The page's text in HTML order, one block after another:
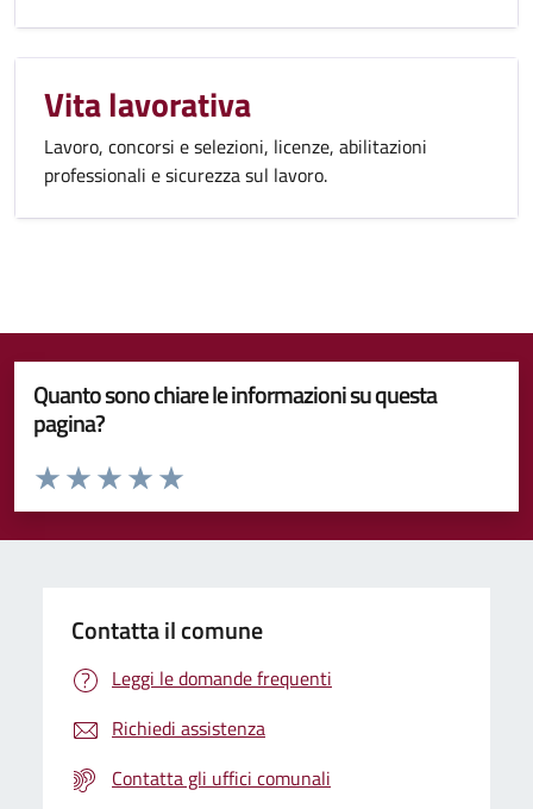
Vita lavorativa
Lavoro, concorsi e selezioni, licenze, abilitazioni
professionali e sicurezza sul lavoro.
Quanto sono chiare le informazioni su questa
pagina?
Valuta da 1 a 5 stelle la pagina
Valuta 5 stelle su 5
Valuta 4 stelle su 5
Valuta 3 stelle su 5
Valuta 2 stelle su 5
Valuta 1 stelle su 5
Contatta il comune
Leggi le domande frequenti
Richiedi assistenza
Contatta gli uffici comunali